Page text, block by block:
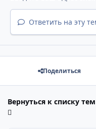
Ответить на эту
Поделиться
Вернуться к списку тем